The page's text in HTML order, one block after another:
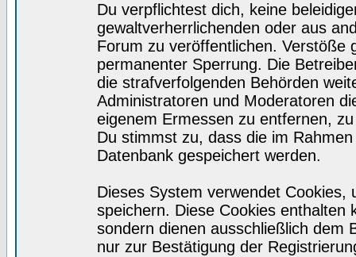
Du verpflichtest dich, keine
gewaltverherrlichenden oder aus
Forum zu veröffentlichen. Verstöße
permanenter Sperrung. Die
die strafverfolgenden Behörden
Administratoren und Moderatoren
eigenem Ermessen zu entfernen,
Du stimmst zu, dass die im
Datenbank gespeichert werden.
Dieses System verwendet
speichern. Diese Cookies enthalten
sondern dienen ausschließlich dem
nur zur Bestätigung der